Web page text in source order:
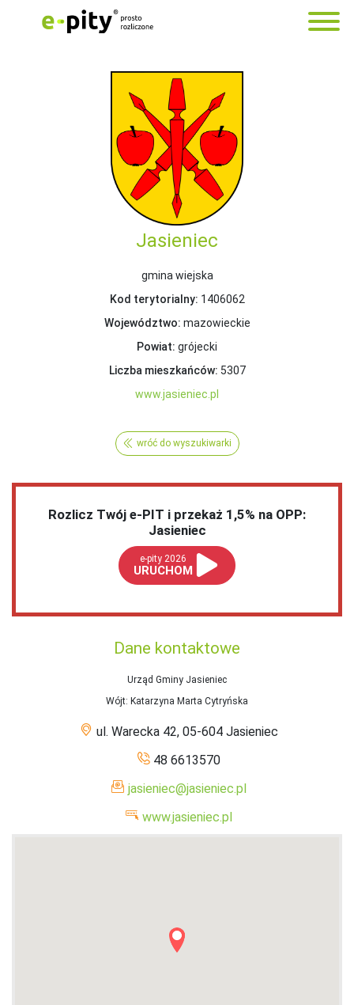
Jasieniec
gmina wiejska
Kod terytorialny: 1406062
Województwo: mazowieckie
Powiat: grójecki
Liczba mieszkańców: 5307
www.jasieniec.pl
wróć do wyszukiwarki
Rozlicz Twój e-PIT i przekaż 1,5% na OPP:
Jasieniec
e-pity 2026
URUCHOM
Dane kontaktowe
Urząd Gminy Jasieniec
Wójt: Katarzyna Marta Cytryńska
ul. Warecka 42, 05-604 Jasieniec
48 6613570
jasieniec@jasieniec.pl
www.jasieniec.pl